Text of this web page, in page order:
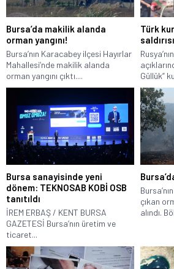
Bursa’da makilik alanda
orman yangını!
Bursa’nın Karacabey ilçesi Hayırlar
Mahallesi’nde makilik alanda
orman yangını çıktı....
Türk
saldırısı
Güllük”
Bursa sanayisinde yeni
dönem: TEKNOSAB KOBİ OSB
tanıtıldı
İREM ERBAŞ / KENT BURSA
GAZETESİ Bursa’nın üretim ve
ticaret...
çıkan
alındı.